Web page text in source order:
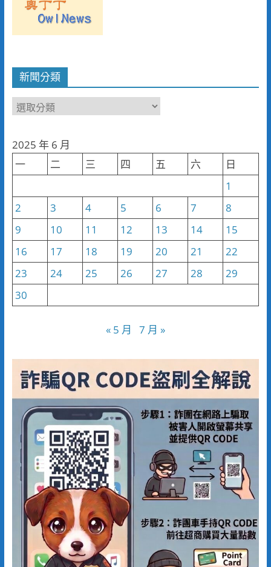
新聞分類
新
類
2025 年 6 月
一
二 三 四 五 六
日
1
2
3 4 5 6 7
8
9
10 11 12 13 14
15
16
17 18 19 20 21
22
23
24 25 26 27 28
29
30
« 5 月 7 月 »